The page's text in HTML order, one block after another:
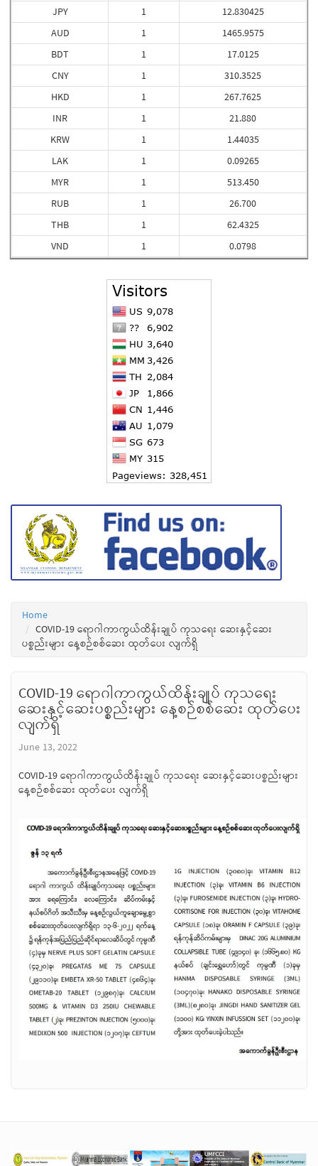
JPY
AUD
BDT
CNY
HKD
INR
KRW
LAK
MYR
RUB
THB
VND
1
1
1
1
1
1
1
1
1
1
1
1
12.830425
1465.9575
17.0125
310.3525
267.7625
21.880
1.44035
0.09265
513.450
26.700
62.4325
0.0798
Home
COVID-19 ရောဂါကာကွယ်ထိန်းချုပ် ကုသရေး ဆေးနှင့်ဆေး
ပစ္စည်းများ နေ့စဉ်စစ်ဆေး ထုတ်ပေး လျက်ရှိ
COVID-19 ရောဂါကာကွယ်ထိန်းချုပ် ကုသရေး
ဆေးနှင့်ဆေးပစ္စည်းများ နေ့စဉ်စစ်ဆေး ထုတ်ပေး
လျက်ရှိ
June 13, 2022
COVID-19 ရောဂါကာကွယ်ထိန်းချုပ် ကုသရေး ဆေးနှင့်ဆေးပစ္စည်းများ
နေ့စဉ်စစ်ဆေး ထုတ်ပေး လျက်ရှိ